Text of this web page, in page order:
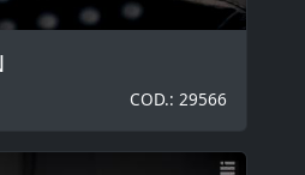
COD.: 29566